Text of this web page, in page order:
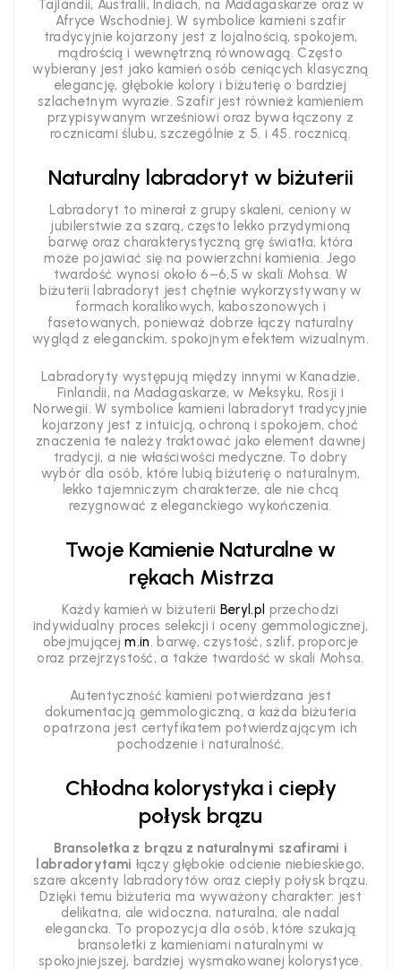
Tajlandii, Australii, Indiach, na Madagaskarze oraz w
Afryce Wschodniej. W symbolice kamieni szafir
tradycyjnie kojarzony jest z lojalnością, spokojem,
mądrością i wewnętrzną równowagą. Często
wybierany jest jako kamień osób ceniących klasyczną
elegancję, głębokie kolory i biżuterię o bardziej
szlachetnym wyrazie. Szafir jest również kamieniem
przypisywanym wrześniowi oraz bywa łączony z
rocznicami ślubu, szczególnie z 5. i 45. rocznicą.
Naturalny labradoryt w biżuterii
Labradoryt to minerał z grupy skaleni, ceniony w
jubilerstwie za szarą, często lekko przydymioną
barwę oraz charakterystyczną grę światła, która
może pojawiać się na powierzchni kamienia. Jego
twardość wynosi około 6–6,5 w skali Mohsa. W
biżuterii labradoryt jest chętnie wykorzystywany w
formach koralikowych, kaboszonowych i
fasetowanych, ponieważ dobrze łączy naturalny
wygląd z eleganckim, spokojnym efektem wizualnym.
Labradoryty występują między innymi w Kanadzie,
Finlandii, na Madagaskarze, w Meksyku, Rosji i
Norwegii. W symbolice kamieni labradoryt tradycyjnie
kojarzony jest z intuicją, ochroną i spokojem, choć
znaczenia te należy traktować jako element dawnej
tradycji, a nie właściwości medyczne. To dobry
wybór dla osób, które lubią biżuterię o naturalnym,
lekko tajemniczym charakterze, ale nie chcą
rezygnować z eleganckiego wykończenia.
Twoje Kamienie Naturalne w
rękach Mistrza
Każdy kamień w biżuterii Beryl.pl przechodzi
indywidualny proces selekcji i oceny gemmologicznej,
obejmującejm.in. barwę, czystość, szlif, proporcje
oraz przejrzystość, a także twardość w skali Mohsa.
Autentyczność kamieni potwierdzana jest
dokumentacją gemmologiczną, a każda biżuteria
opatrzona jest certyfikatem potwierdzającym ich
pochodzenie i naturalność.
Chłodna kolorystyka i ciepły
połysk brązu
Bransoletka z brązu z naturalnymi szafirami i
labradorytami łączy głębokie odcienie niebieskiego,
szare akcenty labradorytów oraz ciepły połysk brązu.
Dzięki temu biżuteria ma wyważony charakter: jest
delikatna, ale widoczna, naturalna, ale nadal
elegancka. To propozycja dla osób, które szukają
bransoletki z kamieniami naturalnymi w
spokojniejszej, bardziej wysmakowanej kolorystyce.